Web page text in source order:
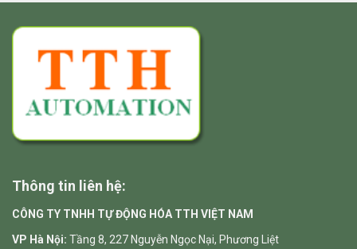
Thông tin liên hệ:
CÔNG TY TNHH TỰ ĐỘNG HÓA TTH VIỆT NAM
VP Hà Nội: Tầng 8, 227 Nguyễn Ngọc Nại, Phương Liệt